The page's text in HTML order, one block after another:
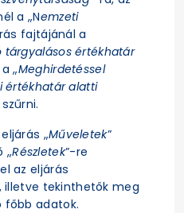
a „Nemzeti
fajtájánál a
tárgyalásos értékhatár
„Meghirdetéssel
értékhatár alatti
„Műveletek”
„Részletek”-re
az eljárás
tekinthetők meg
főbb adatok.